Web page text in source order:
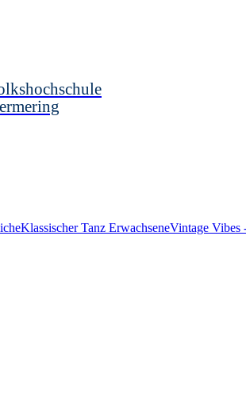
Klassischer Tanz ErwachseneVintage Vibes